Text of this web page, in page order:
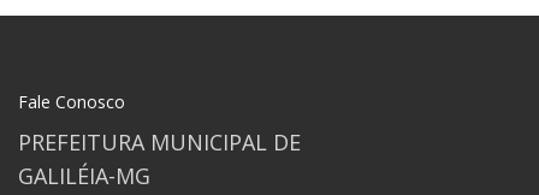
Fale Conosco
PREFEITURA MUNICIPAL DE
GALILÉIA-MG